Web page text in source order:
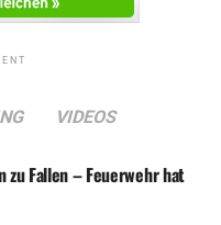
VIDEOS
zu Fallen – Feuerwehr hat